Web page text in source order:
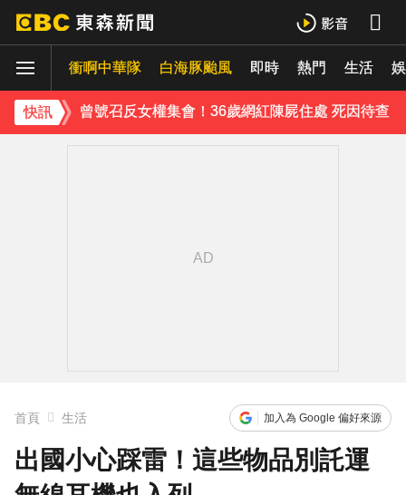
衝啊中華隊 白海豚颱風 即時 熱門 生活
快訊
周杰倫遭影射有私生子 杰威爾怒發132字聲明
曾號召反女權集會！36歲網紅陳屍住處 死因待查
首頁 生活 加入為 Google 偏好來源
出國小心踩雷！這些物品別託運